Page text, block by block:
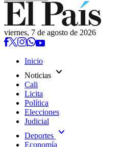
viernes, 7 de agosto de 2026
Inicio
Noticias expand_more
Cali
Licita
Política
Elecciones
Judicial
Deportes expand_more
Economía